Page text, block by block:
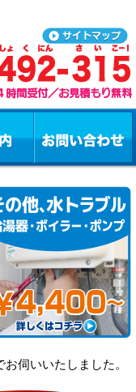
伺いいたしました。